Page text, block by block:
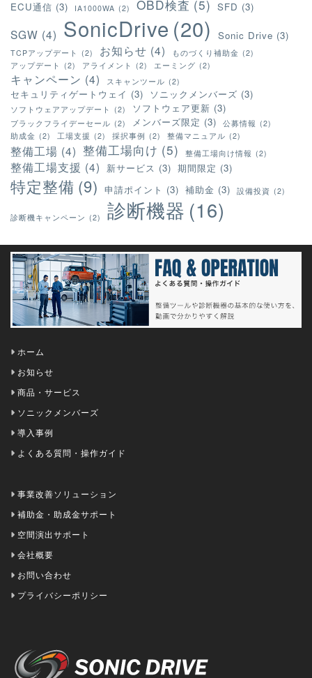
ECU通信 (3) IA1000WA (2) OBD検査 (5) SFD (3)
SGW (4) SonicDrive (20) Sonic Drive (3)
TCPアップデート (2) お知らせ (4) ものづくり補助金 (2)
アップデート (2) アライメント (2) エーミング (2)
キャンペーン (4) スキャンツール (2)
セキュリティゲートウェイ (3) ソニックメンバーズ (3)
ソフトウェアアップデート (2) ソフトウェア更新 (3)
ブラックフライデーセール (2) メンバーズ限定 (3) 公募情報 (2)
助成金 (2) 工場支援 (2) 採択事例 (2) 整備マニュアル (2)
整備工場 (4) 整備工場向け (5) 整備工場向け情報 (2)
整備工場支援 (4) 新サービス (3) 期間限定 (3)
特定整備 (9) 申請ポイント (3) 補助金 (3) 設備投資 (2)
診断機キャンペーン (2) 診断機器 (16)
ホーム
お知らせ
商品・サービス
ソニックメンバーズ
導入事例
よくある質問・操作ガイド
事業改善ソリューション
補助金・助成金サポート
空間演出サポート
会社概要
お問い合わせ
プライバシーポリシー